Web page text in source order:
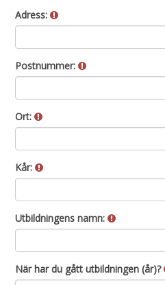
Adress:
Postnummer:
Ort:
Kår:
Utbildningens namn:
När har du gått utbildningen (år)?